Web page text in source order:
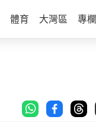
體育 大灣區 專欄